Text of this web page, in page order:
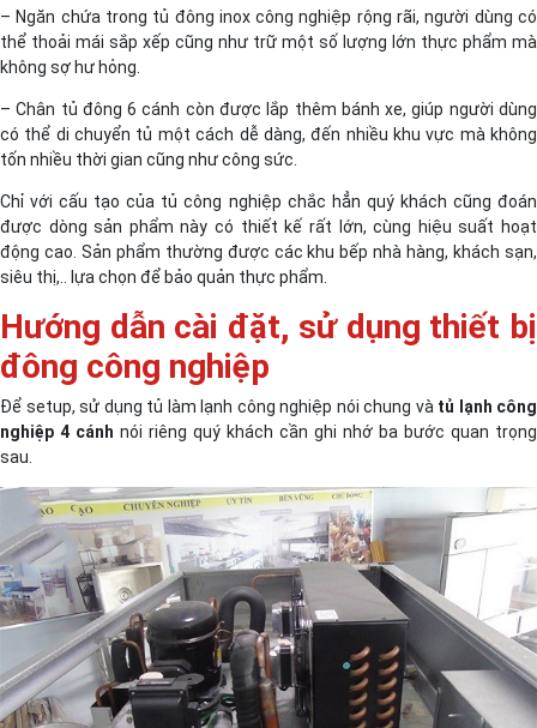
– Ngăn chứa trong tủ đông inox công nghiệp rộng rãi, người dùng có
thể thoải mái sắp xếp cũng như trữ một số lượng lớn thực phẩm mà
không sợ hư hỏng.
– Chân tủ đông 6 cánh còn được lắp thêm bánh xe, giúp người dùng
có thể di chuyển tủ một cách dễ dàng, đến nhiều khu vực mà không
tốn nhiều thời gian cũng như công sức.
Chỉ với cấu tạo của tủ công nghiệp chắc hẳn quý khách cũng đoán
được dòng sản phẩm này có thiết kế rất lớn, cùng hiệu suất hoạt
động cao. Sản phẩm thường được các khu bếp nhà hàng, khách sạn,
siêu thị,.. lựa chọn để bảo quản thực phẩm.
Hướng dẫn cài đặt, sử dụng thiết bị
đông công nghiệp
Để setup, sử dụng tủ làm lạnh công nghiệp nói chung và tủ lạnh công
nghiệp 4 cánh nói riêng quý khách cần ghi nhớ ba bước quan trọng
sau.